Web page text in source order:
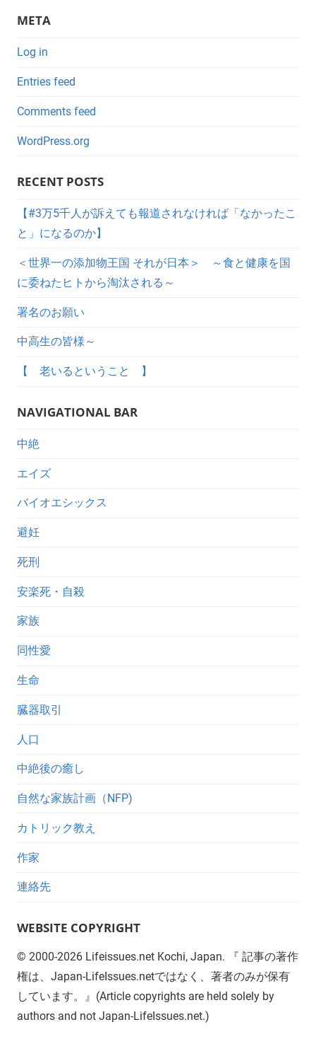
META
Log in
Entries feed
Comments feed
WordPress.org
RECENT POSTS
【#3万5千人が訴えても報道されなければ「なかったこ
と」になるのか】
＜世界一の添加物王国 それが日本＞ ～食と健康を国
に委ねたヒトから淘汰される～
署名のお願い
中高生の皆様～
【 老いるということ 】
NAVIGATIONAL BAR
中絶
エイズ
バイオエシックス
避妊
死刑
安楽死・自殺
家族
同性愛
生命
臓器取引
人口
中絶後の癒し
自然な家族計画（NFP)
カトリック教え
作家
連絡先
WEBSITE COPYRIGHT
© 2000-2026 Lifeissues.net Kochi, Japan. 『 記事の著作
権は、Japan-LifeIssues.netではなく、著者のみが保有
しています。』(Article copyrights are held solely by
authors and not Japan-LifeIssues.net.)